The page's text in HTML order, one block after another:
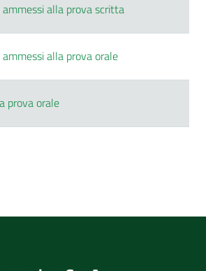
ammessi alla prova scritta
alla prova orale
prova orale